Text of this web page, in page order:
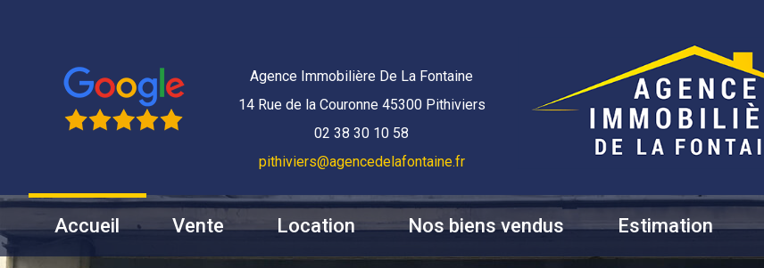
Agence Immobilière De La Fontaine
14 Rue de la Couronne 45300 Pithiviers
02 38 30 10 58
pithiviers@agencedelafontaine.fr
Accueil Vente Location Nos biens vendus Estimation